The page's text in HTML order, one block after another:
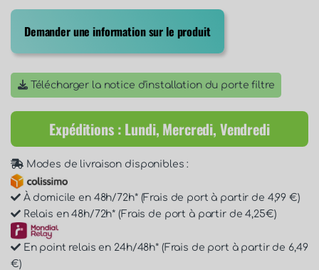
Demander une information sur le produit
Télécharger la notice d'installation du porte filtre
Expéditions : Lundi, Mercredi, Vendredi
Modes de livraison disponibles :
À domicile en 48h/72h* (Frais de port à partir de 4,99 €)
Relais en 48h/72h* (Frais de port à partir de 4,25€)
En point relais en 24h/48h* (Frais de port à partir de 6,49
€)